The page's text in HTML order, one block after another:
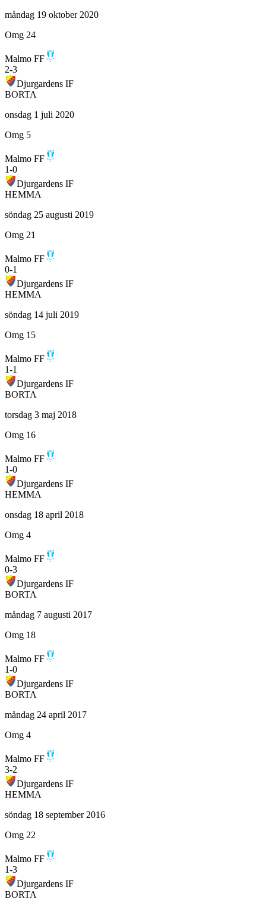
måndag 19 oktober 2020
Omg 24
Malmo FF
2-3
Djurgardens IF
BORTA
onsdag 1 juli 2020
Omg 5
Malmo FF
1-0
Djurgardens IF
HEMMA
söndag 25 augusti 2019
Omg 21
Malmo FF
0-1
Djurgardens IF
HEMMA
söndag 14 juli 2019
Omg 15
Malmo FF
1-1
Djurgardens IF
BORTA
torsdag 3 maj 2018
Omg 16
Malmo FF
1-0
Djurgardens IF
HEMMA
onsdag 18 april 2018
Omg 4
Malmo FF
0-3
Djurgardens IF
BORTA
måndag 7 augusti 2017
Omg 18
Malmo FF
1-0
Djurgardens IF
BORTA
måndag 24 april 2017
Omg 4
Malmo FF
3-2
Djurgardens IF
HEMMA
söndag 18 september 2016
Omg 22
Malmo FF
1-3
Djurgardens IF
BORTA